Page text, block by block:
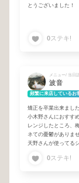
とうございました！
0ステキ!
メニュー/ 当日
波音
頻繁に来店しているお
矯正を卒業出来まし
小木野さんにおすす
レンジしたところ、
ネての憂鬱がありま
天野さんが使ってる
んでいただけたので
0ステキ!